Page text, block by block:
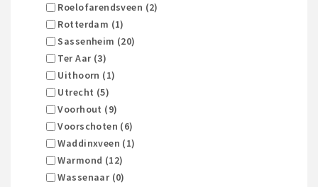
Roelofarendsveen (2)
Rotterdam (1)
Sassenheim (20)
Ter Aar (3)
Uithoorn (1)
Utrecht (5)
Voorhout (9)
Voorschoten (6)
Waddinxveen (1)
Warmond (12)
Wassenaar (0)